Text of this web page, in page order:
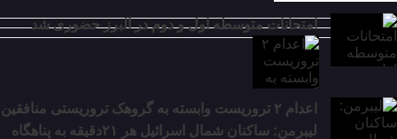
امتحانات متوسطه اول و دوم در البرز حضوری شد
اعدام ۲ تروریست وابسته به گروهک تروریستی منافقین
لیبرمن: ساکنان شمال اسرائیل هر ۲۱دقیقه به پناهگاه